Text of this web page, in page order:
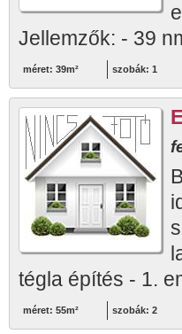
Jellemzők: - 39
méret: 39m² szobák: 1
tégla építés - 1.
méret: 55m² szobák: 2